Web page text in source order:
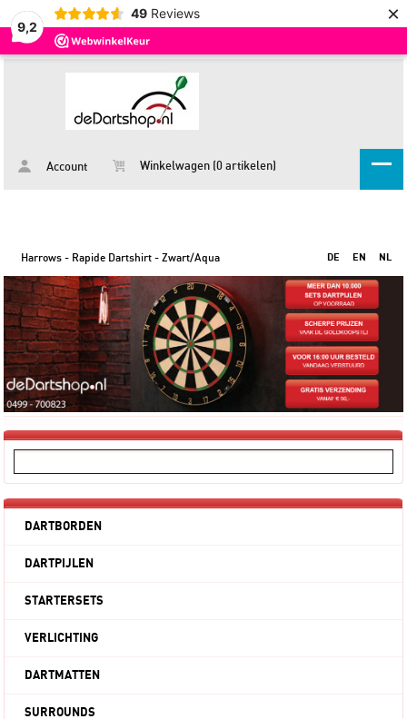
9,2
49 Reviews ×
Account Winkelwagen (0 artikelen)
Harrows - Rapide Dartshirt - Zwart/Aqua DE EN NL
DARTBORDEN
DARTPIJLEN
STARTERSETS
VERLICHTING
DARTMATTEN
SURROUNDS